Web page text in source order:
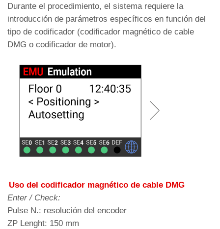
Durante el procedimiento, el sistema requiere la
introducción de parámetros específicos en función del
tipo de codificador (codificador magnético de cable
DMG o codificador de motor).
Uso del codificador magnético de cable DMG
Enter / Check:
Pulse N.: resolución del encoder
ZP Lenght: 150 mm